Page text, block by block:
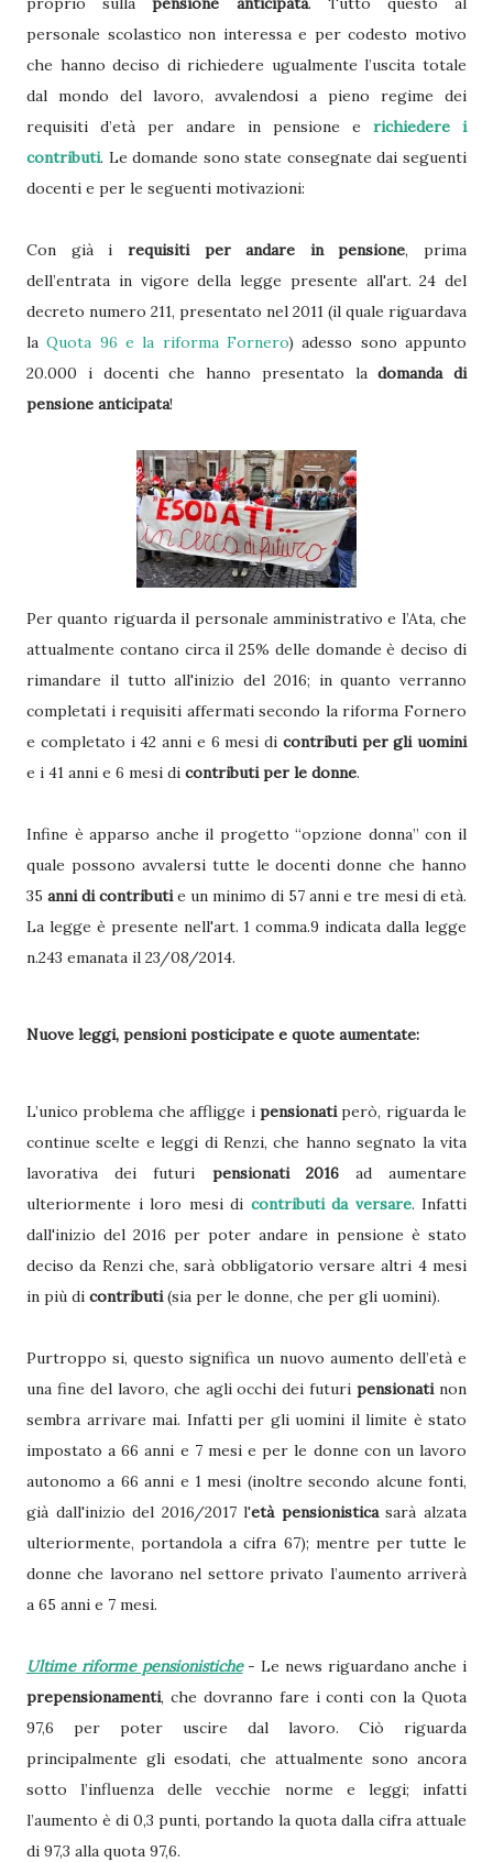
personale scolastico non interessa e per codesto motivo
che hanno deciso di richiedere ugualmente l’uscita totale
dal mondo del lavoro, avvalendosi a pieno regime dei
requisiti d’età per andare in pensione e richiedere i
contributi. Le domande sono state consegnate dai seguenti
docenti e per le seguenti motivazioni:
Con già i requisiti per andare in pensione, prima
dell’entrata in vigore della legge presente all'art. 24 del
decreto numero 211, presentato nel 2011 (il quale riguardava
laQuota 96 e la riforma Fornero) adesso sono appunto
20.000 i docenti che hanno presentato ladomanda di
pensione anticipata!
Per quanto riguarda il personale amministrativo e l’Ata, che
attualmente contano circa il 25% delle domande è deciso di
rimandare il tutto all'inizio del 2016; in quanto verranno
completati i requisiti affermati secondo la riforma Fornero
e completato i 42 anni e 6 mesi di contributi per gli uomini
e i 41 anni e 6 mesi di contributi per le donne.
Infine è apparso anche il progetto “opzione donna” con il
quale possono avvalersi tutte le docenti donne che hanno
35 anni di contributie un minimo di 57 anni e tre mesi di età.
La legge è presente nell'art. 1 comma.9 indicata dalla legge
n.243 emanata il 23/08/2014.
Nuove leggi, pensioni posticipate e quote aumentate:
L’unico problema che affligge i pensionatiperò, riguarda le
continue scelte e leggi di Renzi, che hanno segnato la vita
lavorativa dei futuri pensionati 2016ad aumentare
ulteriormente i loro mesi di contributi da versare. Infatti
dall'inizio del 2016 per poter andare in pensione è stato
deciso da Renzi che, sarà obbligatorio versare altri 4 mesi
in più di contributi(sia per le donne, che per gli uomini).
Purtroppo si, questo significa un nuovo aumento dell’età e
una fine del lavoro, che agli occhi dei futuripensionatinon
sembra arrivare mai. Infatti per gli uomini il limite è stato
impostato a 66 anni e 7 mesi e per le donne con un lavoro
autonomo a 66 anni e 1 mesi (inoltre secondo alcune fonti,
già dall'inizio del 2016/2017 l'età pensionisticasarà alzata
ulteriormente, portandola a cifra 67); mentre per tutte le
donne che lavorano nel settore privato l’aumento arriverà
a 65 anni e 7 mesi.
Ultime riforme pensionistiche- Le news riguardano anche i
prepensionamenti, che dovranno fare i conti con la Quota
97,6 per poter uscire dal lavoro. Ciò riguarda
principalmente gli esodati, che attualmente sono ancora
sotto l’influenza delle vecchie norme e leggi; infatti
l’aumento è di 0,3 punti, portando la quota dalla cifra attuale
di 97,3 alla quota 97,6.